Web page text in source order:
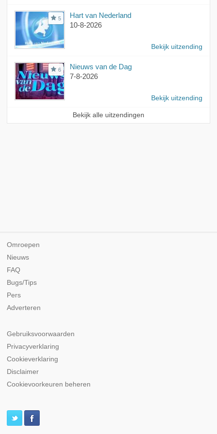
5
Hart van Nederland
10-8-2026
Bekijk uitzending
6
Nieuws van de Dag
7-8-2026
Bekijk uitzending
Bekijk alle uitzendingen
Omroepen
Nieuws
FAQ
Bugs/Tips
Pers
Adverteren
Gebruiksvoorwaarden
Privacyverklaring
Cookieverklaring
Disclaimer
Cookievoorkeuren beheren